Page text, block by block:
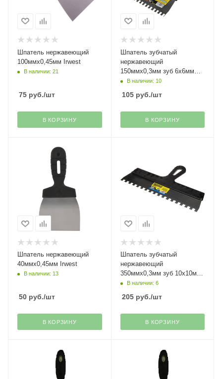
Шпатель нержавеющий
100ммх0,45мм Irwest
В наличии: 21
75 руб./шт
В КОРЗИНУ
Шпатель зубчатый
нержавеющий
150ммх0,3мм зуб 6х6мм
Stayer
В наличии: 10
105руб./шт
В КОРЗИНУ
Шпатель нержавеющий
40ммх0,45мм Irwest
В наличии: 13
50 руб./шт
В КОРЗИНУ
Шпатель зубчатый
нержавеющий
350ммх0,3мм зуб 10х10мм
Stayer
В наличии: 6
205руб./шт
В КОРЗИНУ